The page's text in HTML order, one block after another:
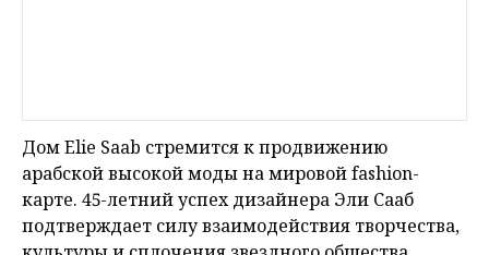
Дом Elie Saab стремится к продвижению
арабской высокой моды на мировой fashion-
карте. 45-летний успех дизайнера Эли Сааб
подтверждает силу взаимодействия творчества,